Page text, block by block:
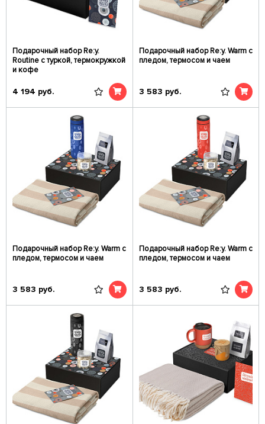
Подарочный набор Re:y.
Routine с туркой, термокружкой
и кофе
4 194 руб.
Подарочный набор Re:y. Warm с
пледом, термосом и чаем
3 583 руб.
Подарочный набор Re:y. Warm с
пледом, термосом и чаем
3 583 руб.
Подарочный набор Re:y. Warm с
пледом, термосом и чаем
3 583 руб.